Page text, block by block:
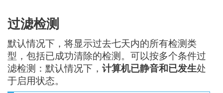
过滤检测
默认情况下，将显示过去七天内的所有检测类
型，包括已成功清除的检测。可以按多个条件过
滤检测：默认情况下， 计算机已静音和已发生处
于启用状态。